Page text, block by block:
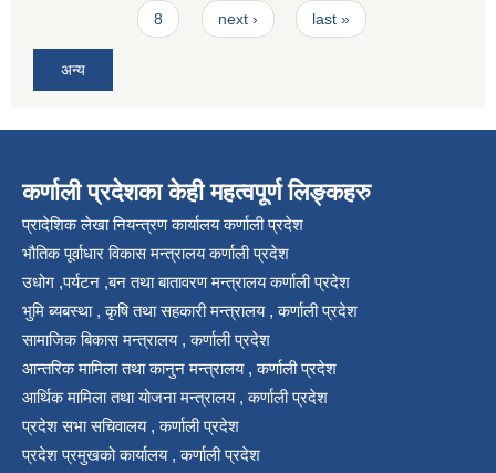
8 next › last »
अन्य
कर्णाली प्रदेशका केही महत्वपूर्ण लिङ्कहरु
प्रादेशिक लेखा नियन्त्रण कार्यालय कर्णाली प्रदेश
भौतिक पूर्वाधार विकास मन्त्रालय कर्णाली प्रदेश
उधोग ,पर्यटन ,बन तथा बातावरण मन्त्रालय कर्णाली प्रदेश
भुमि ब्यबस्था , कृषि तथा सहकारी मन्त्रालय , कर्णाली प्रदेश
सामाजिक बिकास मन्त्रालय , कर्णाली प्रदेश
आन्तरिक मामिला तथा कानुन मन्त्रालय , कर्णाली प्रदेश
आर्थिक मामिला तथा योजना मन्त्रालय , कर्णाली प्रदेश
प्रदेश सभा सचिवालय , कर्णाली प्रदेश
प्रदेश प्रमुखको कार्यालय , कर्णाली प्रदेश